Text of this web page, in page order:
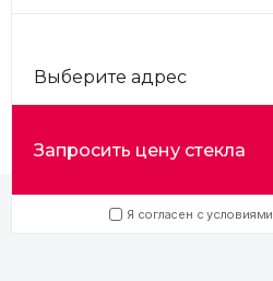
Выберите адрес
Запросить цену стекла
Я согласен с условиями